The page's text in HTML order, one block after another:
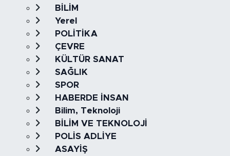
BİLİM
Yerel
POLİTİKA
ÇEVRE
KÜLTÜR SANAT
SAĞLIK
SPOR
HABERDE İNSAN
Bilim, Teknoloji
BİLİM VE TEKNOLOJİ
POLİS ADLİYE
ASAYİŞ